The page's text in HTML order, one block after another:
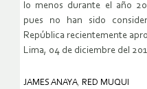
lo menos durante el año
pues no han sido
República recientemente
Lima, 04 de diciembre del
JAMES ANAYA, RED MUQUI